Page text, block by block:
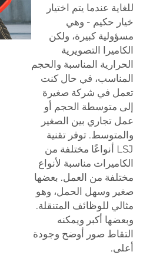
للغاية عندما يتم اختيار
خيار حكيم - وهي
مسؤولية كبيرة، ولكن
الكاميرا التصويرية
الحرارية المناسبة والحجم
المناسب، في حال كنت
تعمل في شركة صغيرة
إلى متوسطة الحجم أو
عمل تجاري بين الصغير
والمتوسط. توفر تقنية
LSJ أنواعًا مختلفة من
الكاميرات مناسبة لأنواع
مختلفة من العمل. بعضها
صغير وسهل الحمل، وهو
مثالي للوظائف المتنقلة.
وبعضها أكبر ويمكنه
التقاط صور أوضح وجودة
أعلى.